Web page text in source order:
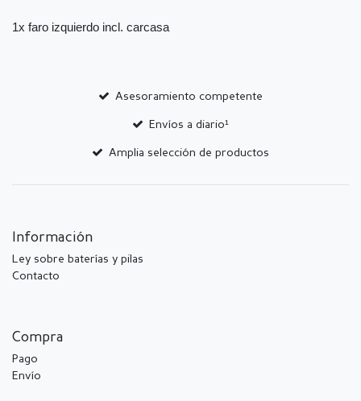
1x faro izquierdo incl. carcasa
Asesoramiento competente
Envíos a diario¹
Amplia selección de productos
Información
Ley sobre baterías y pilas
Contacto
Compra
Pago
Envío